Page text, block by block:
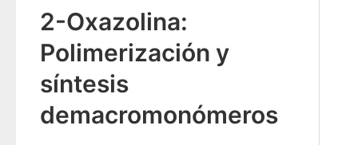
2-Oxazolina:
Polimerización y
síntesis
demacromonómeros